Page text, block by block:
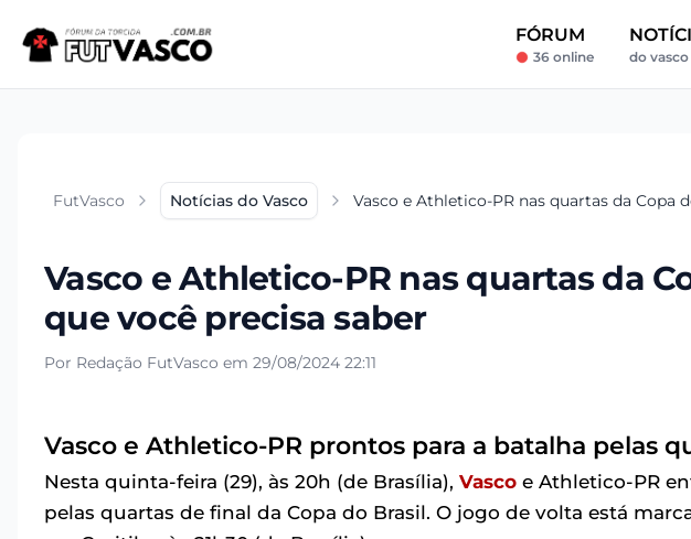
FÓRUM
36 online do vasco
FutVasco Notícias do Vasco Vasco e Athletico-PR nas quartas da Copa
Vasco e Athletico-PR nas quartas da
que você precisa saber
Por Redação FutVasco em 29/08/2024 22:11
Vasco e Athletico-PR prontos para a batalha pelas
Nesta quinta-feira (29), às 20h (de Brasília), Vasco e Athletico-PR
pelas quartas de final da Copa do Brasil. O jogo de volta está